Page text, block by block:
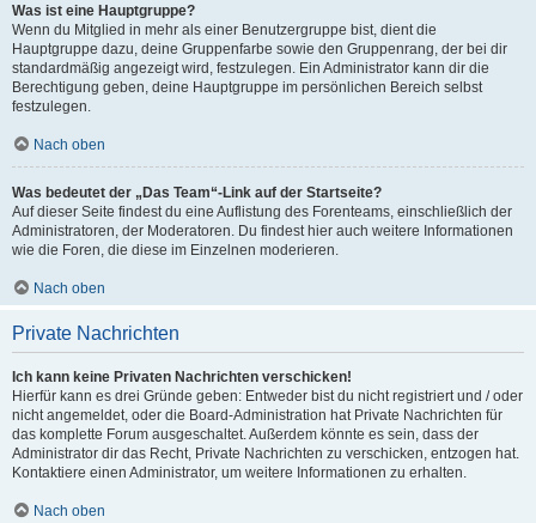
Was ist eine Hauptgruppe?
Wenn du Mitglied in mehr als einer Benutzergruppe bist, dient die
Hauptgruppe dazu, deine Gruppenfarbe sowie den Gruppenrang, der bei dir
standardmäßig angezeigt wird, festzulegen. Ein Administrator kann dir die
Berechtigung geben, deine Hauptgruppe im persönlichen Bereich selbst
festzulegen.
Nach oben
Was bedeutet der „Das Team“-Link auf der Startseite?
Auf dieser Seite findest du eine Auflistung des Forenteams, einschließlich der
Administratoren, der Moderatoren. Du findest hier auch weitere Informationen
wie die Foren, die diese im Einzelnen moderieren.
Nach oben
Private Nachrichten
Ich kann keine Privaten Nachrichten verschicken!
Hierfür kann es drei Gründe geben: Entweder bist du nicht registriert und / oder
nicht angemeldet, oder die Board-Administration hat Private Nachrichten für
das komplette Forum ausgeschaltet. Außerdem könnte es sein, dass der
Administrator dir das Recht, Private Nachrichten zu verschicken, entzogen hat.
Kontaktiere einen Administrator, um weitere Informationen zu erhalten.
Nach oben